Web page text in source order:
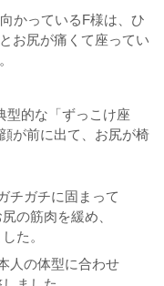
かっているF様は、ひ
お尻が痛くて座ってい
型的な「ずっこけ座
が前に出て、お尻が椅
チガチに固まって
の筋肉を緩め、
た。
人の体型に合わせ